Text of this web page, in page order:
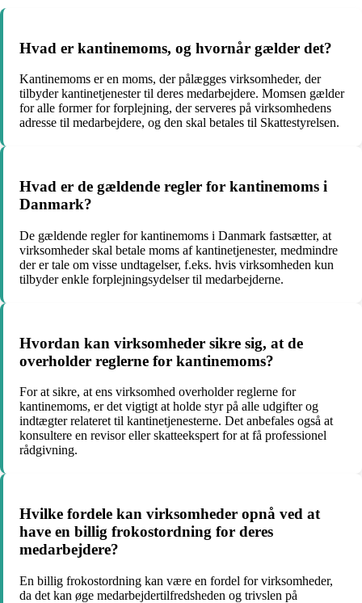
Hvad er kantinemoms, og hvornår gælder det?
Kantinemoms er en moms, der pålægges virksomheder, der
tilbyder kantinetjenester til deres medarbejdere. Momsen gælder
for alle former for forplejning, der serveres på virksomhedens
adresse til medarbejdere, og den skal betales til Skattestyrelsen.
Hvad er de gældende regler for kantinemoms i
Danmark?
De gældende regler for kantinemoms i Danmark fastsætter, at
virksomheder skal betale moms af kantinetjenester, medmindre
der er tale om visse undtagelser, f.eks. hvis virksomheden kun
tilbyder enkle forplejningsydelser til medarbejderne.
Hvordan kan virksomheder sikre sig, at de
overholder reglerne for kantinemoms?
For at sikre, at ens virksomhed overholder reglerne for
kantinemoms, er det vigtigt at holde styr på alle udgifter og
indtægter relateret til kantinetjenesterne. Det anbefales også at
konsultere en revisor eller skatteekspert for at få professionel
rådgivning.
Hvilke fordele kan virksomheder opnå ved at
have en billig frokostordning for deres
medarbejdere?
En billig frokostordning kan være en fordel for virksomheder,
da det kan øge medarbejdertilfredsheden og trivslen på